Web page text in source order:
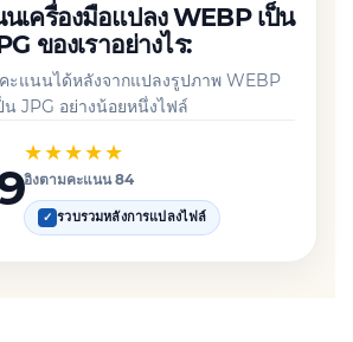
เครื่องมือแปลง WEBP เป็น
ของเราอย่างไร:
ะแนนได้หลังจากแปลงรูปภาพ WEBP
น JPG อย่างน้อยหนึ่งไฟล์
★★★★★
อิงตามคะแนน 84
✓ รวบรวมหลังการแปลงไฟล์